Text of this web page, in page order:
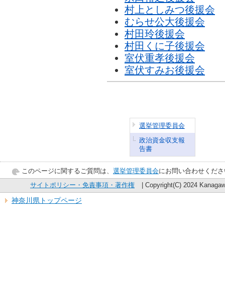
村上としみつ後援会
むらせ公大後援会
村田玲後援会
村田くに子後援会
室伏重孝後援会
室伏すみお後援会
選挙管理委員会
政治資金収支報
告書
このページに関するご質問は、 選挙管理委員会にお問い合わせくだ
サイトポリシー・免責事項・著作権
| Copyright(C) 2024
神奈川県トップページ